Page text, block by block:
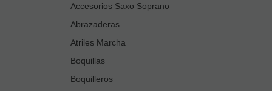
Accesorios Saxo Soprano
Abrazaderas
Atriles Marcha
Boquillas
Boquilleros